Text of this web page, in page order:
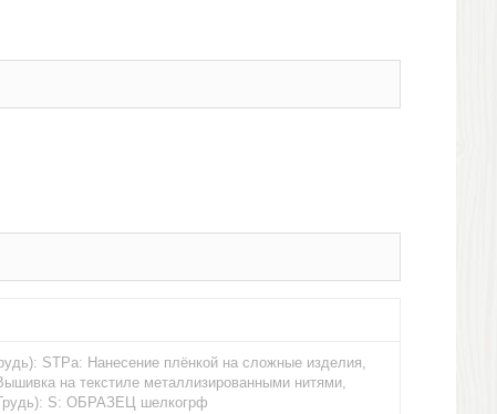
STPa: Нанесение плёнкой на сложные изделия,
на текстиле металлизированными нитями,
S: ОБРАЗЕЦ шелкогрф